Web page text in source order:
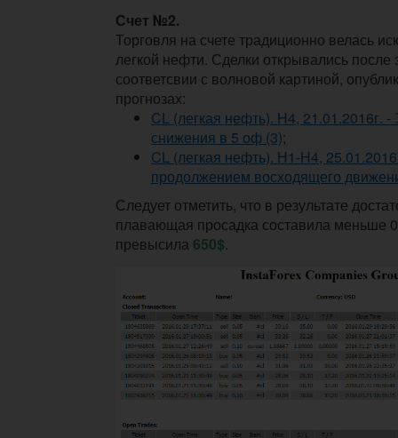
Счет №2.
Торговля на счете традиционно велась
легкой нефти. Сделки открывались после
соответсвии с волновой картиной,
прогнозах:
CL (легкая нефть). H4, 21.01.2016г.
снижения в 5 оф (3);
CL (легкая нефть). Н1-H4,
продолжением восходящего
Следует отметить, что в результате
плавающая просадка составила меньше
превысила 650$.